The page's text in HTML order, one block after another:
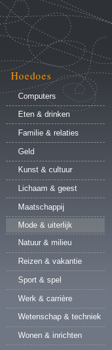
Persoonlijke
hulpmiddelen
Hoedoes
Computers
Eten & drinken
Familie & relaties
Geld
Kunst & cultuur
Lichaam & geest
Maatschappij
Mode & uiterlijk
Natuur & milieu
Reizen & vakantie
Sport & spel
Werk & carrière
Wetenschap & techniek
Wonen & inrichten